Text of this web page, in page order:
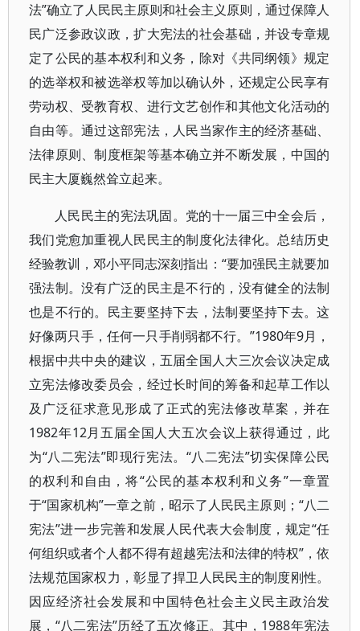
法”确立了人民民主原则和社会主义原则，通过保障人
民广泛参政议政，扩大宪法的社会基础，并设专章规
定了公民的基本权利和义务，除对《共同纲领》规定
的选举权和被选举权等加以确认外，还规定公民享有
劳动权、受教育权、进行文艺创作和其他文化活动的
自由等。通过这部宪法，人民当家作主的经济基础、
法律原则、制度框架等基本确立并不断发展，中国的
民主大厦巍然耸立起来。
人民民主的宪法巩固。党的十一届三中全会后，
我们党愈加重视人民民主的制度化法律化。总结历史
经验教训，邓小平同志深刻指出：“要加强民主就要加
强法制。没有广泛的民主是不行的，没有健全的法制
也是不行的。民主要坚持下去，法制要坚持下去。这
好像两只手，任何一只手削弱都不行。”1980年9月，
根据中共中央的建议，五届全国人大三次会议决定成
立宪法修改委员会，经过长时间的筹备和起草工作以
及广泛征求意见形成了正式的宪法修改草案，并在
1982年12月五届全国人大五次会议上获得通过，此
为“八二宪法”即现行宪法。“八二宪法”切实保障公民
的权利和自由，将“公民的基本权利和义务”一章置
于“国家机构”一章之前，昭示了人民民主原则；“八二
宪法”进一步完善和发展人民代表大会制度，规定“任
何组织或者个人都不得有超越宪法和法律的特权”，依
法规范国家权力，彰显了捍卫人民民主的制度刚性。
因应经济社会发展和中国特色社会主义民主政治发
展，“八二宪法”历经了五次修正。其中，1988年宪法